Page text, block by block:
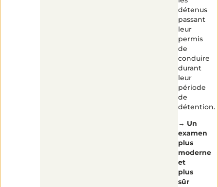
détenus
passant
leur
permis
de
conduire
durant
leur
période
de
détention.
→ Un
examen
plus
moderne
et
plus
sûr